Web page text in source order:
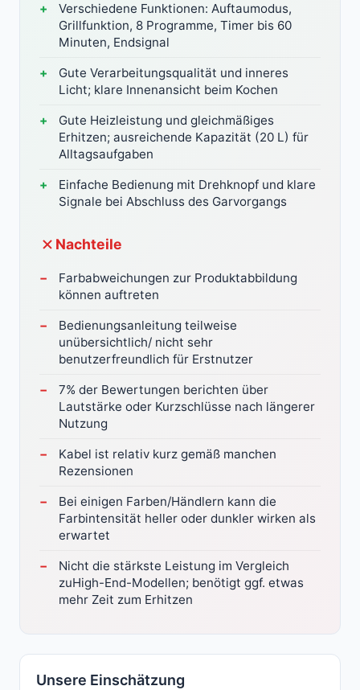
Verschiedene Funktionen: Auftaumodus,
Grillfunktion, 8 Programme, Timer bis 60
Minuten, Endsignal
Gute Verarbeitungsqualität und inneres
Licht; klare Innenansicht beim Kochen
Gute Heizleistung und gleichmäßiges
Erhitzen; ausreichende Kapazität (20 L) für
Alltagsaufgaben
Einfache Bedienung mit Drehknopf und klare
Signale bei Abschluss des Garvorgangs
Nachteile
Farbabweichungen zur Produktabbildung
können auftreten
Bedienungsanleitung teilweise
unübersichtlich/ nicht sehr
benutzerfreundlich für Erstnutzer
7% der Bewertungen berichten über
Lautstärke oder Kurzschlüsse nach längerer
Nutzung
Kabel ist relativ kurz gemäß manchen
Rezensionen
Bei einigen Farben/Händlern kann die
Farbintensität heller oder dunkler wirken als
erwartet
Nicht die stärkste Leistung im Vergleich
zuHigh-End-Modellen; benötigt ggf. etwas
mehr Zeit zum Erhitzen
Unsere Einschätzung